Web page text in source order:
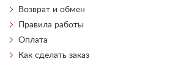
Возврат и обмен
Правила работы
Оплата
Как сделать заказ